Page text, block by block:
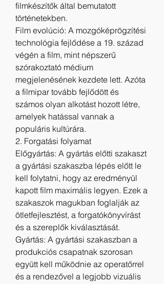
filmkészítők által bemutatott
történetekben.
Film evolúció: A mozgóképrögzítési
technológia fejlődése a 19. század
végén a film, mint népszerű
szórakoztató médium
megjelenésének kezdete lett. Azóta
a filmipar tovább fejlődött és
számos olyan alkotást hozott létre,
amelyek hatással vannak a
populáris kultúrára.
2. Forgatási folyamat
Előgyártás: A gyártás előtti szakaszt
a gyártási szakaszba lépés előtt le
kell folytatni, hogy az eredményül
kapott film maximális legyen. Ezek a
szakaszok magukban foglalják az
ötletfejlesztést, a forgatókönyvírást
és a szereplők kiválasztását.
Gyártás: A gyártási szakaszban a
produkciós csapatnak szorosan
együtt kell működnie az operatőrrel
és a rendezővel a legjobb vizuális